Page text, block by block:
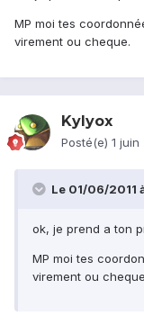
MP moi tes
virement ou cheque.
Kylyox
Posté(e) 1 juin
Le 01/06/2011
ok, je prend a ton
MP moi tes
virement ou